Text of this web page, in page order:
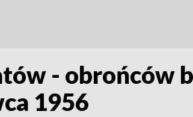
- obrońców
1956